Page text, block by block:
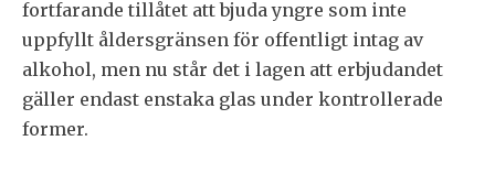
fortfarande tillåtet att bjuda yngre som inte
uppfyllt åldersgränsen för offentligt intag av
alkohol, men nu står det i lagen att erbjudandet
gäller endast enstaka glas under kontrollerade
former.